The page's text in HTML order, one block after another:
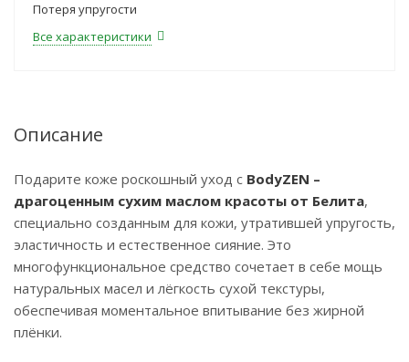
Потеря упругости
Все характеристики
Описание
Подарите коже роскошный уход с BodyZEN –
драгоценным сухим маслом красоты от Белита,
специально созданным для кожи, утратившей упругость,
эластичность и естественное сияние. Это
многофункциональное средство сочетает в себе мощь
натуральных масел и лёгкость сухой текстуры,
обеспечивая моментальное впитывание без жирной
плёнки.